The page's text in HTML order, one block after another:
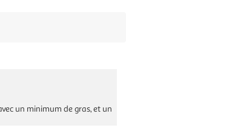
un minimum de gras, et un